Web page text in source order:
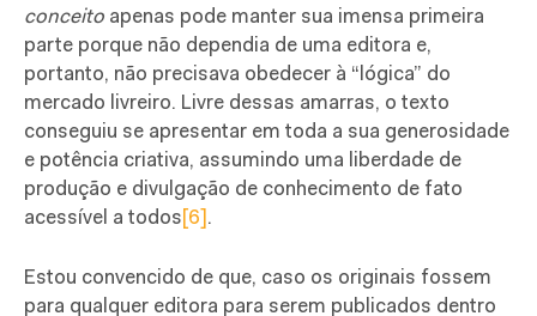
conceito apenas pode manter sua imensa primeira
parte porque não dependia de uma editora e,
portanto, não precisava obedecer à “lógica” do
mercado livreiro. Livre dessas amarras, o texto
conseguiu se apresentar em toda a sua generosidade
e potência criativa, assumindo uma liberdade de
produção e divulgação de conhecimento de fato
acessível a todos [6] .
Estou convencido de que, caso os originais fossem
para qualquer editora para serem publicados dentro